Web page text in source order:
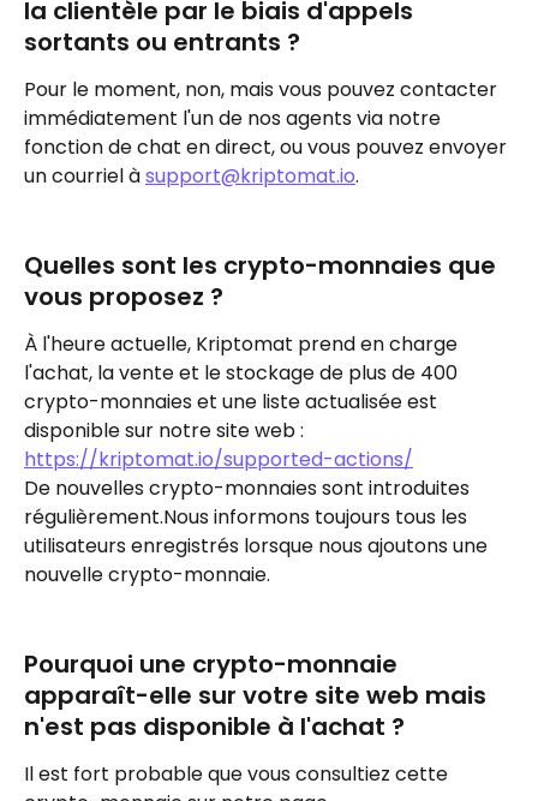
la clientèle par le biais d'appels
sortants ou entrants ?
Pour le moment, non, mais vous pouvez contacter
immédiatement l'un de nos agents via notre
fonction de chat en direct, ou vous pouvez envoyer
un courriel à support@kriptomat.io.
Quelles sont les crypto-monnaies que
vous proposez ?
À l'heure actuelle, Kriptomat prend en charge
l'achat, la vente et le stockage de plus de 400
crypto-monnaies et une liste actualisée est
disponible sur notre site web :
https://kriptomat.io/supported-actions/
De nouvelles crypto-monnaies sont introduites
régulièrement.Nous informons toujours tous les
utilisateurs enregistrés lorsque nous ajoutons une
nouvelle crypto-monnaie.
Pourquoi une crypto-monnaie
apparaît-elle sur votre site web mais
n'est pas disponible à l'achat ?
Il est fort probable que vous consultiez cette